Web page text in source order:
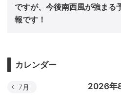
ですが、今後南西風が強まる
報です！
カレンダー
2026年
7月